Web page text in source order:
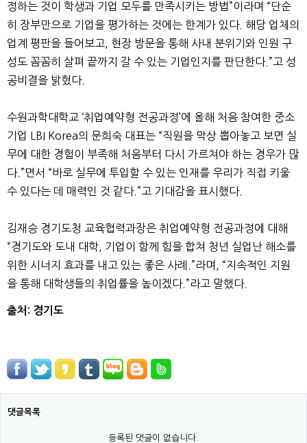
정하는 것이 학생과 기업 모두를 만족시키는 방법”이라며 “단순
히 장부만으로 기업을 평가하는 것에는 한계가 있다. 해당 업체의
업계 평판을 들어보고, 현장 방문을 통해 사내 분위기와 인원 구
성도 꼼꼼히 살펴 끝까지 갈 수 있는 기업인지를 판단한다.”고 성
공비결을 밝혔다.
수원과학대학교 ‘취업예약형 전공과정’에 올해 처음 참여한 중소
기업 LBI Korea의 문희숙 대표는 “직원을 막상 뽑아놓고 보면 실
무에 대한 경험이 부족해 처음부터 다시 가르쳐야 하는 경우가 많
다.”면서 “바로 실무에 투입할 수 있는 인재를 우리가 직접 키울
수 있다는 데 매력인 것 같다.”고 기대감을 표시했다.
김재승 경기도청 교육협력과장은 취업예약형 전공과정에 대해
“경기도와 도내 대학, 기업이 함께 힘을 합쳐 청년 실업난 해소를
위한 시너지 효과를 내고 있는 좋은 사례.”라며, “지속적인 지원
을 통해 대학생들의 취업률을 높이겠다.”라고 말했다.
출처: 경기도
댓글목록
등록된 댓글이 없습니다.